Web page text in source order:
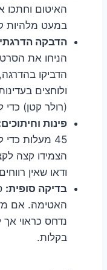
האיטום וחתכו
במעט מלהיות
הדבקה
הניחו את הסרט
הדביקו
ולוחצים
(רולר קטן)
פינות
45 מעלות
הצמידו קצה
ודאו שאין
בדיקה סופית:
האטימה. אם
נדחס כראוי אך
בקלות.